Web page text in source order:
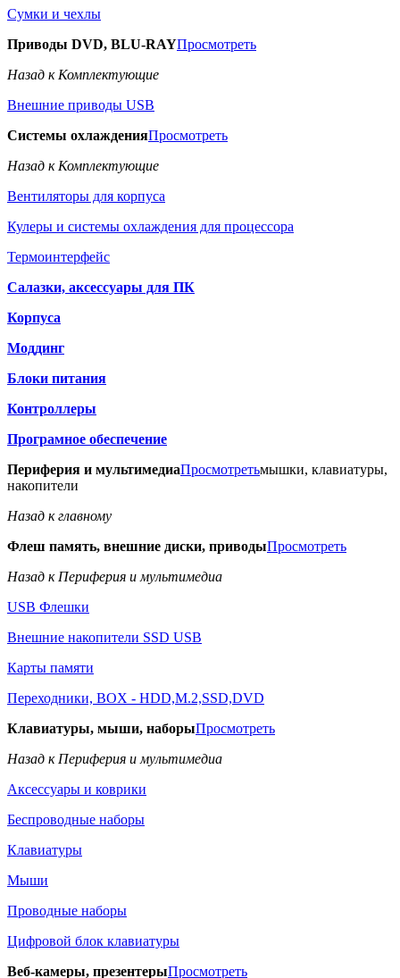
Сумки и чехлы
Приводы DVD, BLU-RAYПросмотреть
Назад к Комплектующие
Внешние приводы USB
Системы охлажденияПросмотреть
Назад к Комплектующие
Вентиляторы для корпуса
Кулеры и системы охлаждения для процессора
Термоинтерфейс
Салазки, аксессуары для ПК
Корпуса
Моддинг
Блоки питания
Контроллеры
Програмное обеспечение
Периферия и мультимедиаПросмотретьмышки, клавиатуры,
накопители
Назад к главному
Флеш память, внешние диски, приводыПросмотреть
Назад к Периферия и мультимедиа
USB Флешки
Внешние накопители SSD USB
Карты памяти
Переходники, BOX - HDD,M.2,SSD,DVD
Клавиатуры, мыши, наборыПросмотреть
Назад к Периферия и мультимедиа
Аксессуары и коврики
Беспроводные наборы
Клавиатуры
Мыши
Проводные наборы
Цифровой блок клавиатуры
Веб-камеры, презентерыПросмотреть